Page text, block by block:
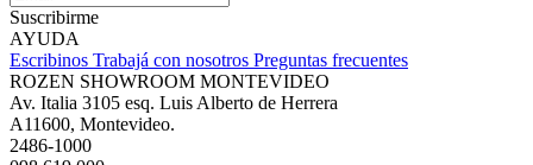
Suscribirme
AYUDA
Escribinos Trabajá con nosotros Preguntas frecuentes
ROZEN SHOWROOM MONTEVIDEO
Av. Italia 3105 esq. Luis Alberto de Herrera
A11600, Montevideo.
2486-1000